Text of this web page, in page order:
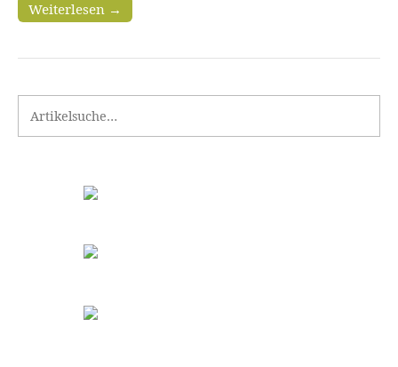
Weiterlesen →